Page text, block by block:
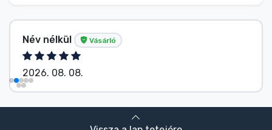
Név nélkül Vásárló
2026. 08. 08.